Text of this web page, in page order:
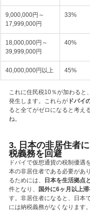
9,000,000円～
17,999,000円
33%
18,000,000円～
39,999,000円
40%
40,000,000円以上 45%
これに住民税10％が加わると
発生します。これらが ドバイ
ると全てがゼロになると考え
ね。
3. 日本の非居住者
税義務を回避
ドバイで仮想通貨の税制優遇
本の非居住者である必要があ
るためには、
日本を生活拠点
件となり、
国外に6ヶ月以上
す。非居住者になると、日本
には納税義務がなくなります。